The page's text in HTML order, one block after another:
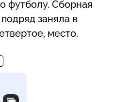
футболу. Сборная
заняла в
место.